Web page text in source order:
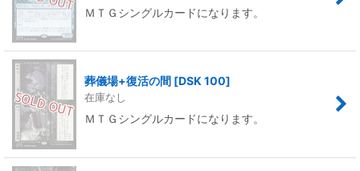
ＭＴＧシングルカードになります。
葬儀場+復活の間 [DSK 100]
在庫なし
ＭＴＧシングルカードになります。